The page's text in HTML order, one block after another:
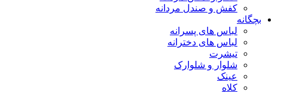
کفش و صندل مردانه
بچگانه
لباس های پسرانه
لباس های دخترانه
تیشرت
شلوار و شلوارک
عینک
کلاه